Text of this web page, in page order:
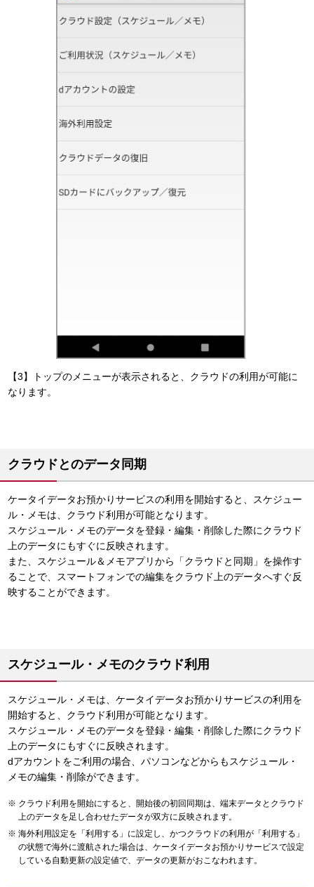
【3】トップのメニューが表示されると、クラウドの利用が可能に
なります。
クラウドとのデータ同期
ケータイデータお預かりサービスの利用を開始すると、スケジュー
ル・メモは、クラウド利用が可能となります。
スケジュール・メモのデータを登録・編集・削除した際にクラウド
上のデータにもすぐに反映されます。
また、スケジュール＆メモアプリから「クラウドと同期」を操作す
ることで、スマートフォンでの編集をクラウド上のデータへすぐ反
映することができます。
スケジュール・メモのクラウド利用
スケジュール・メモは、ケータイデータお預かりサービスの利用を
開始すると、クラウド利用が可能となります。
スケジュール・メモのデータを登録・編集・削除した際にクラウド
上のデータにもすぐに反映されます。
dアカウントをご利用の場合、パソコンなどからもスケジュール・
メモの編集・削除ができます。
クラウド利用を開始にすると、開始後の初回同期は、端末データとクラウド
上のデータを足し合わせたデータが双方に反映されます。
海外利用設定を「利用する」に設定し、かつクラウドの利用が「利用する」
の状態で海外に渡航された場合は、ケータイデータお預かりサービスで設定
している自動更新の設定値で、データの更新がおこなわれます。